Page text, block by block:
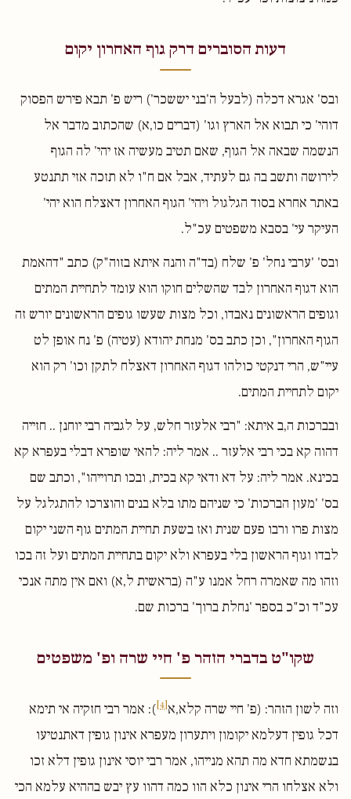
דעות הסוברים דרק גוף האחרון יקום
ובס' אגרא דכלה (לבעל ה'בני יששכר') ריש פ' תבא פירש הפסוק
דוהי' כי תבוא אל הארץ וגו' (דברים כו,א) שהכתוב מדבר אל
הנשמה שבאה אל הגוף, שאם תטיב מעשיה אז יהי' לה הגוף
לירושה ותשב בה גם לעתיד, אבל אם ח"ו לא תזכה אזי תתנטע
באתר אחרא בסוד הגלגול ויהי' הגוף האחרון דאצלח הוא יהי'
העיקר עי' בסבא משפטים עכ"ל.
ובס' 'ערבי נחל' פ' שלח (בד"ה והנה איתא בזוה"ק) כתב "דהאמת
הוא דגוף האחרון לבד שהשלים חוקו הוא עומד לתחיית המתים
וגופים הראשונים נאבדו, וכל מצות שעשו גופים הראשונים יורש זה
הגוף האחרון", וכן כתב בס' מנחת יהודא (עטיה) פ' נח אופן לט
עיי"ש, הרי דנקטי כולהו דגוף האחרון דאצלח לתקן וכו' רק הוא
יקום לתחיית המתים.
ובברכות ה,ב איתא: "רבי אלעזר חלש, על לגביה רבי יוחנן .. חזייה
דהוה קא בכי רבי אלעזר .. אמר ליה: להאי שופרא דבלי בעפרא קא
בכינא. אמר ליה: על דא ודאי קא בכית, ובכו תרוייהו", וכתב שם
בס' 'מעון הברכות' כי שניהם מתו בלא בנים והוצרכו להתגלגל על
מצות פרו ורבו פעם שנית ואז בשעת תחיית המתים גוף השני יקום
לבדו וגוף הראשון בלי בעפרא ולא יקום בתחיית המתים ועל זה בכו
וזהו מה שאמרה רחל אמנו ע"ה (בראשית ל,א) ואם אין מתה אנכי
עכ"ד וכ"כ בספר 'נחלת ברוך' ברכות שם.
שקו"ט בדברי הזהר פ' חיי שרה ופ' משפטים
וזה לשון הזהר: (פ' חיי שרה קלא,א[4]
): אמר רבי חזקיה אי תימא
דכל גופין דעלמא יקומון ויתערון מעפרא אינון גופין דאתנטיעו
בנשמתא חדא מה תהא מנייהו, אמר רבי יוסי אינון גופין דלא זכו
ולא אצלחו הרי אינון כלא הוו כמה דהוו עץ יבש בההיא עלמא הכי